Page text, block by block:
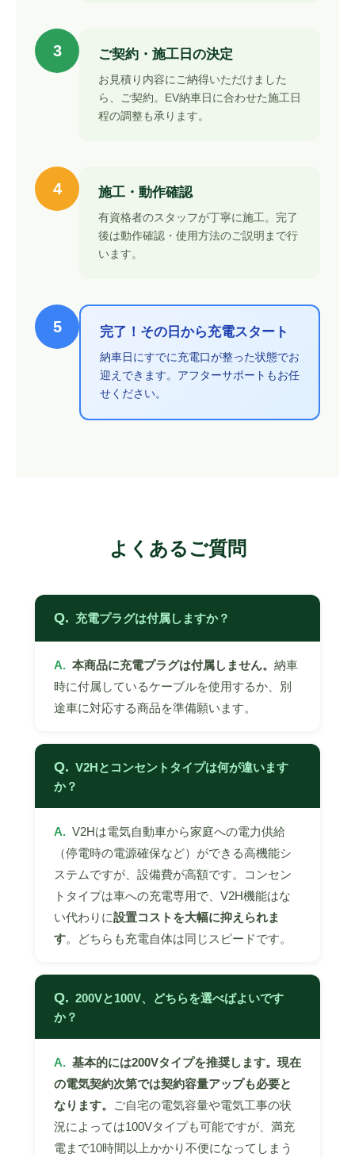
3 ご契約・施工日の決定
お見積り内容にご納得いただけました
ら、ご契約。EV納車日に合わせた施工日
程の調整も承ります。
4 施工・動作確認
有資格者のスタッフが丁寧に施工。完了
後は動作確認・使用方法のご説明まで行
います。
5 完了！その日から充電スタート
納車日にすでに充電口が整った状態でお
迎えできます。アフターサポートもお任
せください。
よくあるご質問
Q. 充電プラグは付属しますか？
A. 本商品に充電プラグは付属しません。 納車
時に付属しているケーブルを使用するか、別
途車に対応する商品を準備願います。
Q. V2Hとコンセントタイプは何が違います
か？
A. V2Hは電気自動車から家庭への電力供給
（停電時の電源確保など）ができる高機能シ
ステムですが、設備費が高額です。コンセン
トタイプは車への充電専用で、V2H機能はな
い代わりに設置コストを大幅に抑えられま
す。どちらも充電自体は同じスピードです。
Q. 200Vと100V、どちらを選べばよいです
か？
A. 基本的には200Vタイプを推奨します。現在
の電気契約次第では契約容量アップも必要と
なります。
ご自宅の電気容量や電気工事の状
況によっては100Vタイプも可能ですが、満充
電まで10時間以上かかり不便になってしまう